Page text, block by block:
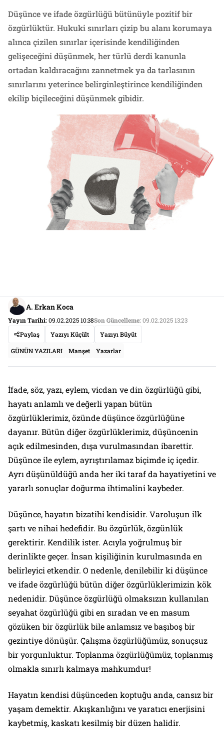
Düşünce ve ifade özgürlüğü bütünüyle pozitif bir
özgürlüktür. Hukuki sınırları çizip bu alanı korumaya
alınca çizilen sınırlar içerisinde kendiliğinden
gelişeceğini düşünmek, her türlü derdi kanunla
ortadan kaldıracağını zannetmek ya da tarlasının
sınırlarını yeterince belirginleştirince kendiliğinden
ekilip biçileceğini düşünmek gibidir.
A. Erkan Koca
Yayın Tarihi:09.02.2025 10:38Son Güncelleme:09.02.2025 13:23
Paylaş
Yazıyı Küçült Yazıyı Büyüt
GÜNÜN YAZILARI Manşet Yazarlar
İfade, söz, yazı, eylem, vicdan ve din özgürlüğü gibi,
hayatı anlamlı ve değerli yapan bütün
özgürlüklerimiz, özünde düşünce özgürlüğüne
dayanır. Bütün diğer özgürlüklerimiz, düşüncenin
açık edilmesinden, dışa vurulmasından ibarettir.
Düşünce ile eylem, ayrıştırılamaz biçimde iç içedir.
Ayrı düşünüldüğü anda her iki taraf da hayatiyetini ve
yararlı sonuçlar doğurma ihtimalini kaybeder.
Düşünce, hayatın bizatihi kendisidir. Varoluşun ilk
şartı ve nihai hedefidir. Bu özgürlük, özgünlük
gerektirir. Kendilik ister. Acıyla yoğrulmuş bir
derinlikte geçer. İnsan kişiliğinin kurulmasında en
belirleyici etkendir. O nedenle, denilebilir ki düşünce
ve ifade özgürlüğü bütün diğer özgürlüklerimizin kök
nedenidir. Düşünce özgürlüğü olmaksızın kullanılan
seyahat özgürlüğü gibi en sıradan ve en masum
gözüken bir özgürlük bile anlamsız ve başıboş bir
gezintiye dönüşür. Çalışma özgürlüğümüz, sonuçsuz
bir yorgunluktur. Toplanma özgürlüğümüz, toplanmış
olmakla sınırlı kalmaya mahkumdur!
Hayatın kendisi düşünceden koptuğu anda, cansız bir
yaşam demektir. Akışkanlığını ve yaratıcı enerjisini
kaybetmiş, kaskatı kesilmiş bir düzen halidir.